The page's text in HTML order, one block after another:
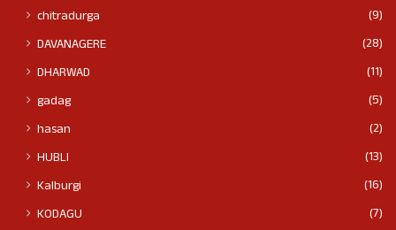
chitradurga
(9)
DAVANAGERE
(28)
DHARWAD
(11)
gadag
(5)
hasan
(2)
HUBLI
(13)
Kalburgi
(16)
KODAGU
(7)